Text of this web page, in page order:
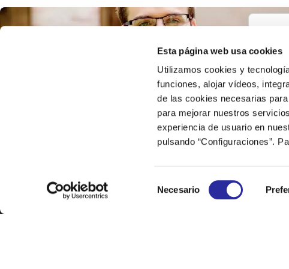
Esta página web usa cookies
Utilizamos cookies y
funciones, alojar vídeos,
de las cookies necesarias
para mejorar nuestros
experiencia de usuario en
pulsando “Configuraciones”.
de
Necesario